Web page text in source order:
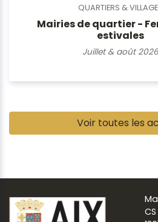
QUARTIERS &
Mairies de quartier -
estivales
Juillet & août 2026
Voir toutes les